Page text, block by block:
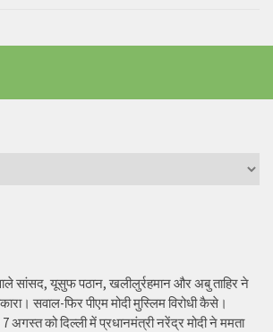
सांसद, यूसुफ पठान, खलीलुर्रहमान और अबु ताहिर ने
सवाल-फिर पीएम मोदी मुस्लिम विरोधी कैसे।
को दिल्ली में प्रधानमंत्री नरेंद्र मोदी ने ममता